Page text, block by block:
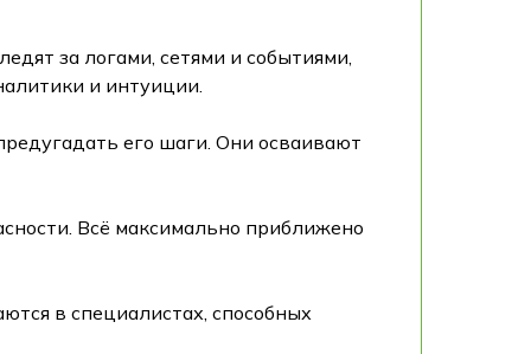
за логами, сетями и событиями,
и интуиции.
его шаги. Они осваивают
Всё максимально приближено
в специалистах, способных